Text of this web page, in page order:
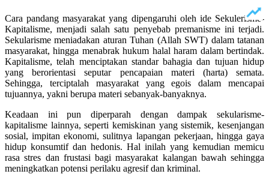
Cara pandang masyarakat yang dipengaruhi oleh ide Sekulerisme-
Kapitalisme, menjadi salah satu penyebab premanisme ini terjadi.
Sekularisme meniadakan aturan Tuhan (Allah SWT) dalam tatanan
masyarakat, hingga menabrak hukum halal haram dalam bertindak.
Kapitalisme, telah menciptakan standar bahagia dan tujuan hidup
yang berorientasi seputar pencapaian materi (harta) semata.
Sehingga, terciptalah masyarakat yang egois dalam mencapai
tujuannya, yakni berupa materi sebanyak-banyaknya.
Keadaan ini pun diperparah dengan dampak sekularisme-
kapitalisme lainnya, seperti kemiskinan yang sistemik, kesenjangan
sosial, impitan ekonomi, sulitnya lapangan pekerjaan, hingga gaya
hidup konsumtif dan hedonis. Hal inilah yang kemudian memicu
rasa stres dan frustasi bagi masyarakat kalangan bawah sehingga
meningkatkan potensi perilaku agresif dan kriminal.